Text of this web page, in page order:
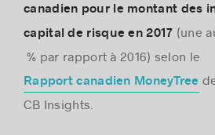
canadien pour le montant des
capital de risque en 2017 (une
% par rapport à 2016) selon le
Rapport canadien MoneyTree
CB Insights.